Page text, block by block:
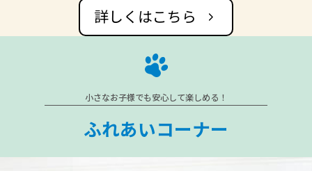
詳しくはこちら
小さなお子様でも安心して楽しめる！
ふれあいコーナー